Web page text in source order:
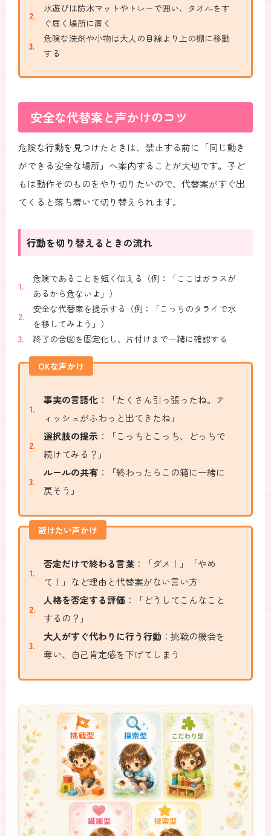
水遊びは防水マットやトレーで囲い、タオルをす
ぐ届く場所に置く
危険な洗剤や小物は大人の目線より上の棚に移動
する
安全な代替案と声かけのコツ
危険な行動を見つけたときは、禁止する前に「同じ動き
ができる安全な場所」へ案内することが大切です。子ど
もは動作そのものをやり切りたいので、代替案がすぐ出
てくると落ち着いて切り替えられます。
行動を切り替えるときの流れ
危険であることを短く伝える（例：「ここはガラスが
あるから危ないよ」）
安全な代替案を提示する（例：「こっちのタライで水
を移してみよう」）
終了の合図を固定化し、片付けまで一緒に確認する
OKな声かけ
事実の言語化 ：「たくさん引っ張ったね。テ
ィッシュがふわっと出てきたね」
選択肢の提示 ：「こっちとこっち、どっちで
続けてみる？」
ルールの共有 ：「終わったらこの箱に一緒に
戻そう」
避けたい声かけ
否定だけで終わる言葉 ：「ダメ！」「やめ
て！」など理由と代替案がない言い方
人格を否定する評価 ：「どうしてこんなこと
するの？」
大人がすぐ代わりに行う行動 ：挑戦の機会を
奪い、自己肯定感を下げてしまう